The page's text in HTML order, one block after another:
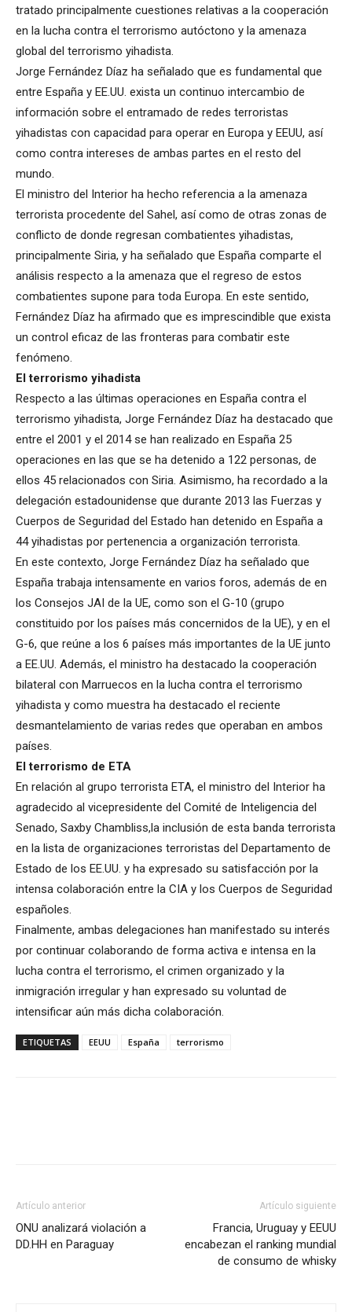
tratado principalmente cuestiones relativas a la cooperación
en la lucha contra el terrorismo autóctono y la amenaza
global del terrorismo yihadista.
Jorge Fernández Díaz ha señalado que es fundamental que
entre España y EE.UU. exista un continuo intercambio de
información sobre el entramado de redes terroristas
yihadistas con capacidad para operar en Europa y EEUU, así
como contra intereses de ambas partes en el resto del
mundo.
El ministro del Interior ha hecho referencia a la amenaza
terrorista procedente del Sahel, así como de otras zonas de
conflicto de donde regresan combatientes yihadistas,
principalmente Siria, y ha señalado que España comparte el
análisis respecto a la amenaza que el regreso de estos
combatientes supone para toda Europa. En este sentido,
Fernández Díaz ha afirmado que es imprescindible que exista
un control eficaz de las fronteras para combatir este
fenómeno.
El terrorismo yihadista
Respecto a las últimas operaciones en España contra el
terrorismo yihadista, Jorge Fernández Díaz ha destacado que
entre el 2001 y el 2014 se han realizado en España 25
operaciones en las que se ha detenido a 122 personas, de
ellos 45 relacionados con Siria. Asimismo, ha recordado a la
delegación estadounidense que durante 2013 las Fuerzas y
Cuerpos de Seguridad del Estado han detenido en España a
44 yihadistas por pertenencia a organización terrorista.
En este contexto, Jorge Fernández Díaz ha señalado que
España trabaja intensamente en varios foros, además de en
los Consejos JAI de la UE, como son el G-10 (grupo
constituido por los países más concernidos de la UE), y en el
G-6, que reúne a los 6 países más importantes de la UE junto
a EE.UU. Además, el ministro ha destacado la cooperación
bilateral con Marruecos en la lucha contra el terrorismo
yihadista y como muestra ha destacado el reciente
desmantelamiento de varias redes que operaban en ambos
países.
El terrorismo de ETA
En relación al grupo terrorista ETA, el ministro del Interior ha
agradecido al vicepresidente del Comité de Inteligencia del
Senado, Saxby Chambliss,la inclusión de esta banda terrorista
en la lista de organizaciones terroristas del Departamento de
Estado de los EE.UU. y ha expresado su satisfacción por la
intensa colaboración entre la CIA y los Cuerpos de Seguridad
españoles.
Finalmente, ambas delegaciones han manifestado su interés
por continuar colaborando de forma activa e intensa en la
lucha contra el terrorismo, el crimen organizado y la
inmigración irregular y han expresado su voluntad de
intensificar aún más dicha colaboración.
ETIQUETAS EEUU España terrorismo
Artículo anterior
ONU analizará violación a
DD.HH en Paraguay
Artículo siguiente
Francia, Uruguay y EEUU
encabezan el ranking mundial
de consumo de whisky